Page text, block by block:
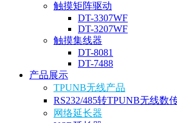
触摸矩阵驱动
DT-3307WF
DT-3207WF
触摸集线器
DT-8081
DT-7488
产品展示
TPUNB无线产品
RS232/485转TPUNB无线数
网络延长器